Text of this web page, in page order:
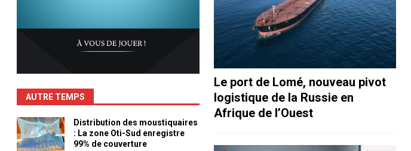
AUTRE TEMPS
Distribution des moustiquaires
: La zone Oti-Sud enregistre
99% de couverture
Le port de Lomé, nouveau pivot
logistique de la Russie en
Afrique de l’Ouest